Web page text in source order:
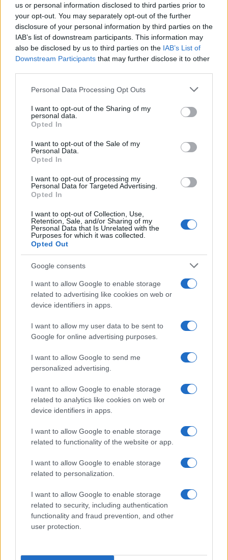
us or personal information disclosed to third parties prior to
your opt-out. You may separately opt-out of the further
disclosure of your personal information by third parties on the
IAB’s list of downstream participants. This information may
also be disclosed by us to third parties on the IAB’s List of
Downstream Participants that may further disclose it to other
Please note that this website/app uses one or more Google
not limited to your visit or usage behaviour. You may click to
grant or deny consent to Google and its third-party tags to
use your data for below specified purposes in below Google
consent section.
Personal Data Processing Opt Outs
I want to opt-out of the Sharing of my
personal data.
Opted In
I want to opt-out of the Sale of my
Personal Data.
Opted In
I want to opt-out of processing my
Personal Data for Targeted Advertising.
Opted In
I want to opt-out of Collection, Use,
Retention, Sale, and/or Sharing of my
Personal Data that Is Unrelated with the
Purposes for which it was collected.
Opted Out
Google consents
I want to allow Google to enable storage
related to advertising like cookies on web or
device identifiers in apps.
I want to allow my user data to be sent to
Google for online advertising purposes.
I want to allow Google to send me
personalized advertising.
I want to allow Google to enable storage
related to analytics like cookies on web or
device identifiers in apps.
I want to allow Google to enable storage
related to functionality of the website or app.
I want to allow Google to enable storage
related to personalization.
I want to allow Google to enable storage
related to security, including authentication
functionality and fraud prevention, and other
user protection.
της Ζωής μας
Οι άνθρωποι, οι αυθεντικές ιστορίες,
το ελληνικό καλοκαίρι και ένας
πολιτισμός που μας ενώνει κάθε μέρα.
ΟΣΑ ΧΡΕΙΑΖΕΣΑΙ
ΤΟ ΠΑΡΟΝ ΤΗΣ ΚΥΡΙΑΚΗΣ